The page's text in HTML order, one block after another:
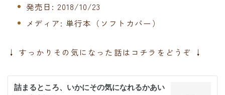
発売日: 2018/10/23
メディア: 単行本（ソフトカバー）
↓ すっかりその気になった話はコチラをどうぞ ↓